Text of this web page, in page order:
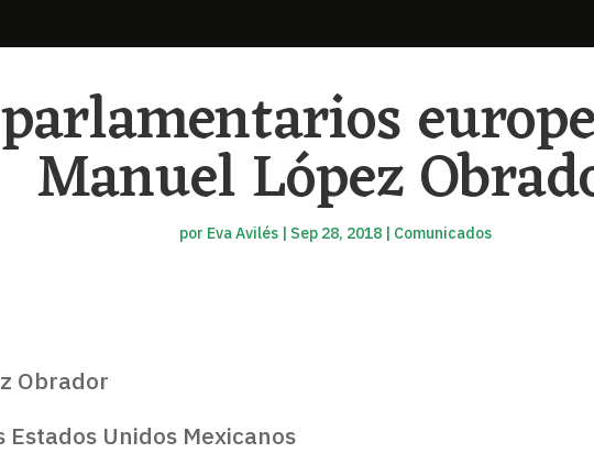
Manuel López
por Eva Avilés | Sep 28, 2018 | Comunicados
Obrador
Unidos Mexicanos